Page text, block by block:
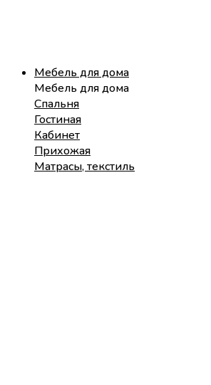
Мебель для дома
Мебель для дома
Спальня
Гостиная
Кабинет
Прихожая
Матрасы, текстиль